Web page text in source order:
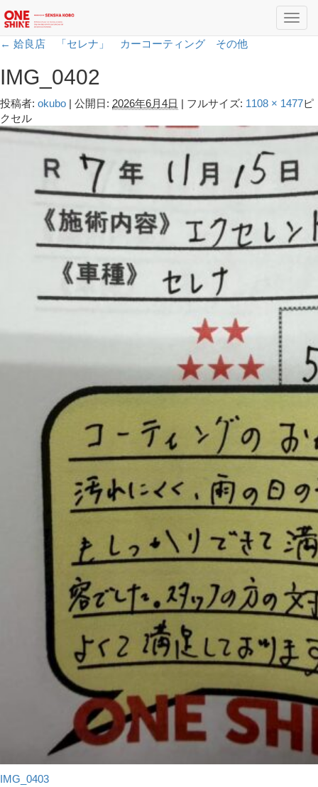
← 姶良店 「セレナ」 カーコーティング その他
IMG_0402
投稿者: okubo | 公開日: 2026年6月4日 | フルサイズ: 1108 × 1477ピ
クセル
IMG_0403